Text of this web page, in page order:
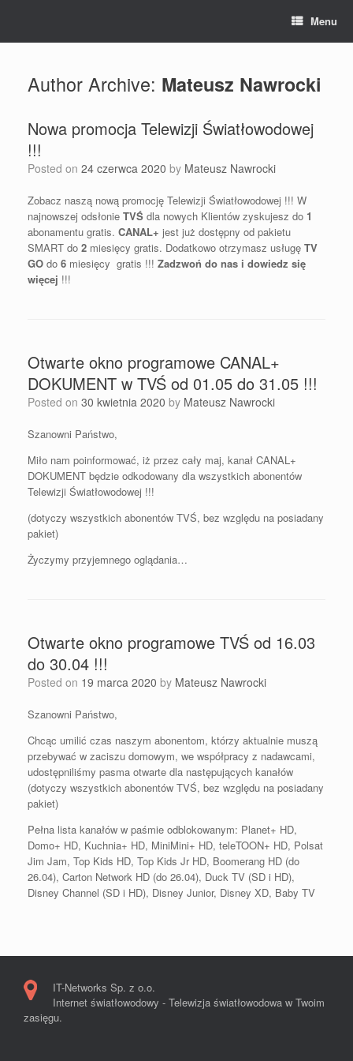
Menu
Author Archive: Mateusz Nawrocki
Nowa promocja Telewizji Światłowodowej
!!!
Posted on 24 czerwca 2020 by Mateusz Nawrocki
Zobacz naszą nową promocję Telewizji Światłowodowej !!! W
najnowszej odsłonie TVŚ dla nowych Klientów zyskujesz do 1
abonamentu gratis. CANAL+ jest już dostępny od pakietu
SMART do 2 miesięcy gratis. Dodatkowo otrzymasz usługę TV
GO do 6 miesięcy gratis !!! Zadzwoń do nas i dowiedz się
więcej !!!
Otwarte okno programowe CANAL+
DOKUMENT w TVŚ od 01.05 do 31.05 !!!
Posted on 30 kwietnia 2020 by Mateusz Nawrocki
Szanowni Państwo,
Miło nam poinformować, iż przez cały maj, kanał CANAL+
DOKUMENT będzie odkodowany dla wszystkich abonentów
Telewizji Światłowodowej !!!
(dotyczy wszystkich abonentów TVŚ, bez względu na posiadany
pakiet)
Życzymy przyjemnego oglądania…
Otwarte okno programowe TVŚ od 16.03
do 30.04 !!!
Posted on 19 marca 2020 by Mateusz Nawrocki
Szanowni Państwo,
Chcąc umilić czas naszym abonentom, którzy aktualnie muszą
przebywać w zaciszu domowym, we współpracy z nadawcami,
udostępniliśmy pasma otwarte dla następujących kanałów
(dotyczy wszystkich abonentów TVŚ, bez względu na posiadany
pakiet)
Pełna lista kanałów w paśmie odblokowanym: Planet+ HD,
Domo+ HD, Kuchnia+ HD, MiniMini+ HD, teleTOON+ HD, Polsat
Jim Jam, Top Kids HD, Top Kids Jr HD, Boomerang HD (do
26.04), Carton Network HD (do 26.04), Duck TV (SD i HD),
Disney Channel (SD i HD), Disney Junior, Disney XD, Baby TV
IT-Networks Sp. z o.o.
Internet światłowodowy - Telewizja światłowodowa w Twoim
zasięgu.